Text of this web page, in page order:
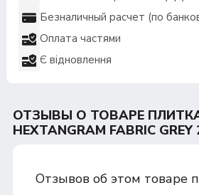
Безналичный расчет (по
Оплата частями
Є відновлення
ОТЗЫВЫ О ТОВАРЕ ПЛИТКА
HEXTANGRAM FABRIC
Отзывов об этом товаре